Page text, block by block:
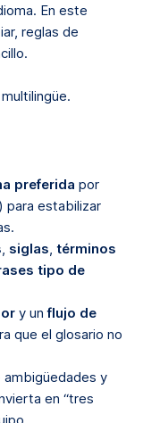
En este
reglas de
preferida por
para estabilizar
siglas términos
tipo de
y unflujo de
que el glosario no
ambigüedades y
en “tres